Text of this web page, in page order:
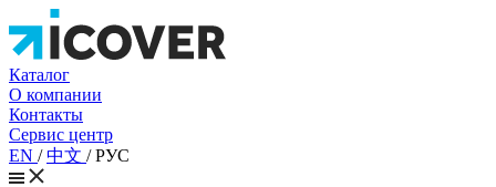
Каталог
О компании
Контакты
Сервис центр
EN /中文 /РУС